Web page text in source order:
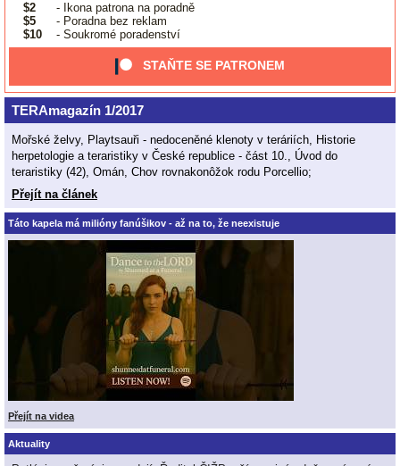
$2
- Ikona patrona na poradně
$5
- Poradna bez reklam
$10
- Soukromé poradenství
STAŇTE SE PATRONEM
TERAmagazín 1/2017
Mořské želvy, Playtsauři - nedoceněné klenoty v teráriích, Historie
herpetologie a teraristiky v České republice - část 10., Úvod do
teraristiky (42), Omán, Chov rovnakonôžok rodu Porcellio;
Přejít na článek
Táto kapela má milióny fanúšikov - až na to, že neexistuje
Přejít na videa
Aktuality